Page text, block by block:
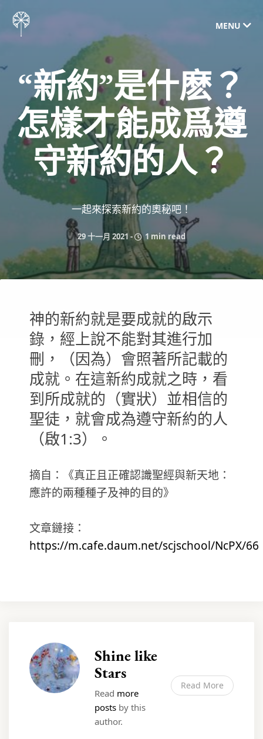
MENU
“新約”是什麽？
怎樣才能成爲遵
守新約的人？
一起來探索新約的奧秘吧！
29 十一月 2021- 1 min read
神的新約就是要成就的啟示
錄，經上說不能對其進行加
刪，（因為）會照著所記載的
成就。在這新約成就之時，看
到所成就的（實狀）並相信的
聖徒，就會成為遵守新約的人
（啟1:3）。
摘自：《真正且正確認識聖經與新天地：
應許的兩種種子及神的目的》
文章鏈接：
https://m.cafe.daum.net/scjschool/NcPX/66
Shine like
Stars
Read more
posts by this
author.
Read More